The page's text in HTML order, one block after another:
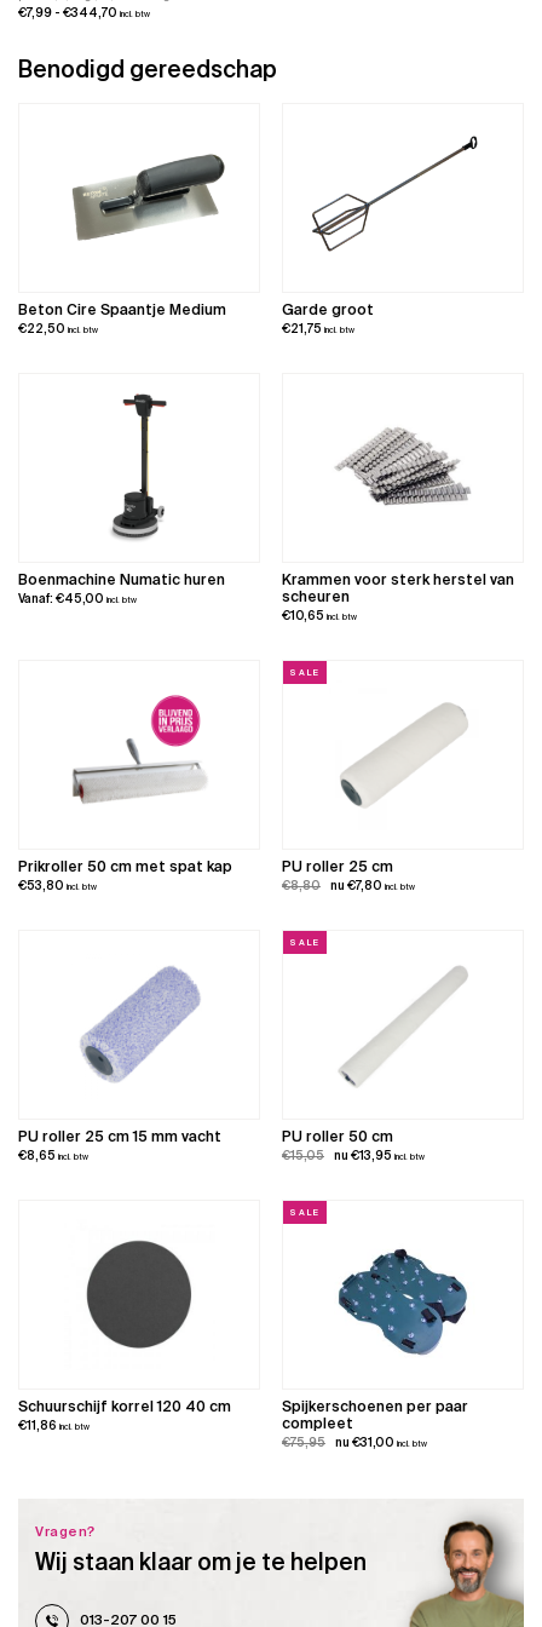
€7,99 - €344,70 Prijsklasse:
€344,70
incl. btw
Benodigd gereedschap
Beton Cire Spaantje Medium
€22,50 incl. btw
Garde groot
€21,75 incl. btw
Boenmachine Numatic huren
Vanaf: €45,00 incl. btw
Krammen voor sterk herstel van
scheuren
€10,65 incl. btw
Prikroller 50 cm met spat kap
€53,80 incl. btw
SALE
PU roller 25 cm
€8,80 Oorspronkelijke
was:
€7,80 Huidige
incl. btw
PU roller 25 cm 15 mm vacht
€8,65 incl. btw
SALE
PU roller 50 cm
€15,05 Oorspronkelijke
was:
€13,95 Huidige
incl. btw
Schuurschijf korrel 120 40 cm
€11,86 incl. btw
SALE
Spijkerschoenen per paar
compleet
€75,95 Oorspronkelijke
€31,00 Huidige
incl. btw
Vragen?
Wij staan klaar om je te helpen
013-207 00 15